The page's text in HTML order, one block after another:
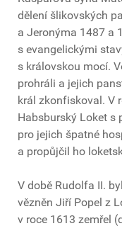
dělení šlikovských
a Jeronýma 1487 a
s evangelickými
s královskou mocí.
prohráli a jejich
král zkonfiskoval. V
Habsburský Loket s
pro jejich špatné
a propůjčil ho
V době Rudolfa II.
vězněn Jiří Popel z
v roce 1613 zemřel